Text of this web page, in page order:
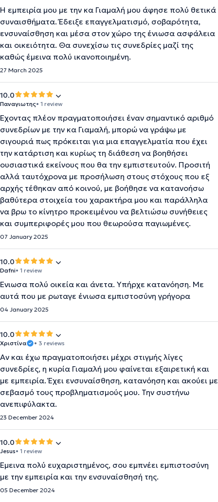
Η εμπειρία μου με την κα Γιαμαλή μου άφησε πολύ θετικά
συναισθήματα. Έδειξε επαγγελματισμό, σοβαρότητα,
ενσυναίσθηση και μέσα στον χώρο της ένιωσα ασφάλεια
και οικειότητα. Θα συνεχίσω τις συνεδρίες μαζί της
καθώς έμεινα πολύ ικανοποιημένη.
27 March 2025
10.0
Παναγιωτης• 1 review
Έχοντας πλέον πραγματοποιήσει έναν σημαντικό αριθμό
συνεδρίων με την κα Γιαμαλή, μπορώ να γράψω με
σιγουριά πως πρόκειται για μια επαγγελματία που έχει
την κατάρτιση και κυρίως τη διάθεση να βοηθήσει
ουσιαστικά εκείνους που θα την εμπιστευτούν. Προσιτή
αλλά ταυτόχρονα με προσήλωση στους στόχους που εξ
αρχής τέθηκαν από κοινού, με βοήθησε να κατανοήσω
βαθύτερα στοιχεία του χαρακτήρα μου και παράλληλα
να βρω το κίνητρο προκειμένου να βελτιώσω συνήθειες
και συμπεριφορές μου που θεωρούσα παγιωμένες.
07 January 2025
10.0
Dafni• 1 review
Ένιωσα πολύ οικεία και άνετα. Υπήρχε κατανόηση. Με
αυτά που με ρωταγε ένιωσα εμπιστοσύνη γρήγορα
04 January 2025
10.0
Χριστίνα • 3 reviews
Αν και έχω πραγματοποιήσει μέχρι στιγμής λίγες
συνεδρίες, η κυρία Γιαμαλή μου φαίνεται εξαιρετική και
με εμπειρία. Έχει ενσυναίσθηση, κατανόηση και ακούει με
σεβασμό τους προβληματισμούς μου. Την συστήνω
ανεπιφύλακτα.
23 December 2024
10.0
Jesus• 1 review
Έμεινα πολύ ευχαριστημένος, σου εμπνέει εμπιστοσύνη
με την εμπειρία και την ενσυναίσθησή της.
05 December 2024